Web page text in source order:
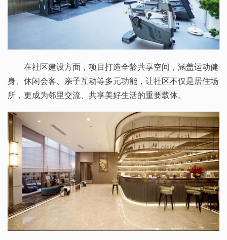
在社区建设方面，项目打造全龄共享空间，涵盖运动健
身、休闲会客、亲子互动等多元功能，让社区不仅是居住场
所，更成为邻里交流、共享美好生活的重要载体。